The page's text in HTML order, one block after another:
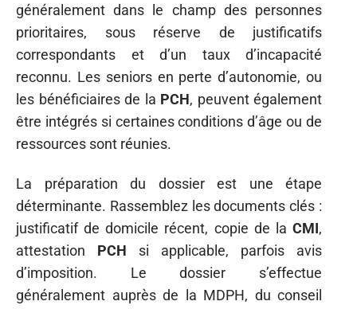
généralement dans le champ des personnes
prioritaires, sous réserve de justificatifs
correspondants et d’un taux d’incapacité
reconnu. Les seniors en perte d’autonomie, ou
les bénéficiaires de la PCH, peuvent également
être intégrés si certaines conditions d’âge ou de
ressources sont réunies.
La préparation du dossier est une étape
déterminante. Rassemblez les documents clés :
justificatif de domicile récent, copie de la CMI,
attestation PCH si applicable, parfois avis
d’imposition. Le dossier s’effectue
généralement auprès de la MDPH, du conseil